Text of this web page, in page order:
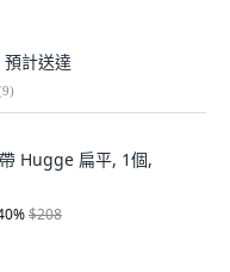
預計送達
9)
Hugge 扁平, 1個,
%$208